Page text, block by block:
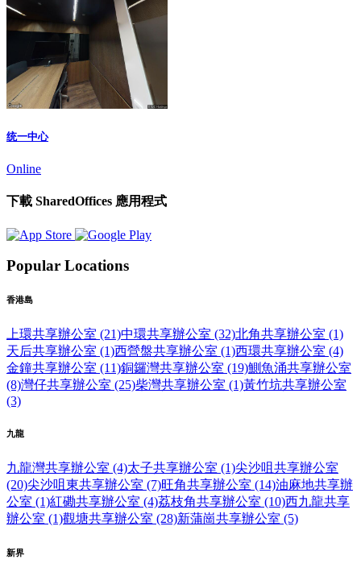
统一中心
Online
下載 SharedOffices 應用程式
Popular Locations
香港島
上環共享辦公室 (21)中環共享辦公室 (32)北角共享辦公室 (1)
天后共享辦公室 (1)西營盤共享辦公室 (1)西環共享辦公室 (4)
金鐘共享辦公室 (11)銅鑼灣共享辦公室 (19)鰂魚涌共享辦公室
(8)灣仔共享辦公室 (25)柴灣共享辦公室 (1)黃竹坑共享辦公室
(3)
九龍
九龍灣共享辦公室 (4)太子共享辦公室 (1)尖沙咀共享辦公室
(20)尖沙咀東共享辦公室 (7)旺角共享辦公室 (14)油麻地共享辦
公室 (1)紅磡共享辦公室 (4)荔枝角共享辦公室 (10)西九龍共享
辦公室 (1)觀塘共享辦公室 (28)新蒲崗共享辦公室 (5)
新界